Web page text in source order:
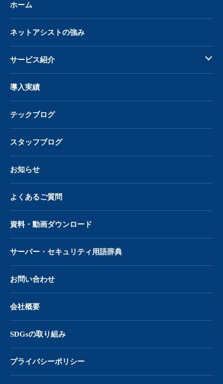
ホーム
ネットアシストの強み
サービス紹介
導入実績
テックブログ
スタッフブログ
お知らせ
よくあるご質問
資料・動画ダウンロード
サーバー・ セキュリティ用語辞典
お問い合わせ
会社概要
SDGsの取り組み
プライバシーポリシー